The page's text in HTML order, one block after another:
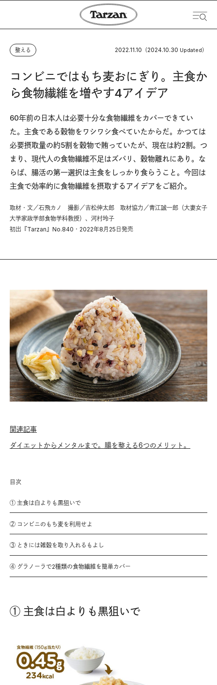
整える 2022.11.10 （2024.10.30 Updated）
コンビニではもち麦おにぎり。主食か
ら食物繊維を増やす4アイデア
60年前の日本人は必要十分な食物繊維をカバーできてい
た。主食である穀物をワシワシ食べていたからだ。かつては
必要摂取量の約5割を穀物で賄っていたが、現在は約2割。つ
まり、現代人の食物繊維不足はズバリ、穀物離れにあり。な
らば、腸活の第一選択は主食をしっかり食らうこと。今回は
主食で効率的に食物繊維を摂取するアイデアをご紹介。
取材・文／石飛カノ 撮影／吉松伸太郎 取材協力／青江誠一郎（大妻女子
大学家政学部食物学科教授）、河村玲子
初出『Tarzan』No.840・2022年8月25日発売
関連記事
ダイエットからメンタルまで。腸を整える6つのメリット。
目次
① 主食は白よりも黒狙いで
② コンビニのもち麦を利用せよ
③ ときには雑穀を取り入れるもよし
④ グラノーラで2種類の食物繊維を簡単カバー
① 主食は白よりも黒狙いで